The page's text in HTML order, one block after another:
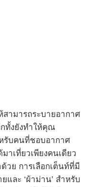
ามารถระบายอากาศ
ทั้งยังทำให้คุณ
รับคนที่ชอบอากาศ
าเที่ยวเพียงคนเดียว
วย การเลือกเต็นท์ที่มี
และ ‘ผ้าม่าน’ สำหรับ